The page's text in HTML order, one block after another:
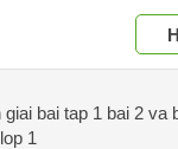
giai bai tap 1 bai 2 va
1